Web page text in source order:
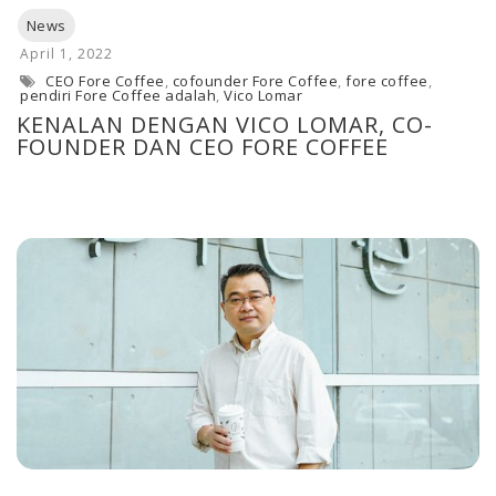
KENALAN DENGAN VICO LOMAR, CO-
FOUNDER DAN CEO FORE COFFEE
CEO Fore Coffee, cofounder Fore Coffee, fore coffee,
pendiri Fore Coffee adalah, Vico Lomar